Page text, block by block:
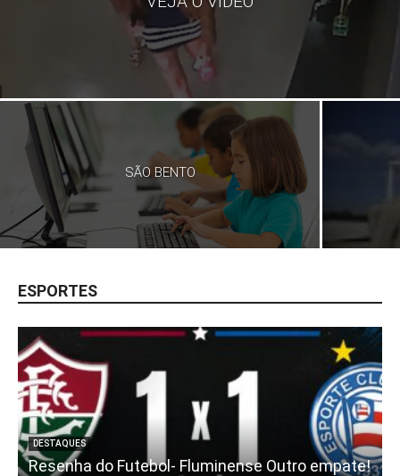
SÃO BENTO
ESPORTES
DESTAQUES
Resenha do Futebol- Fluminense Outro empate!